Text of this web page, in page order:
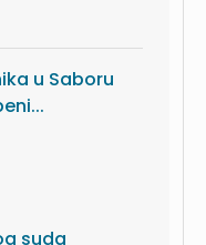
u Saboru
suda